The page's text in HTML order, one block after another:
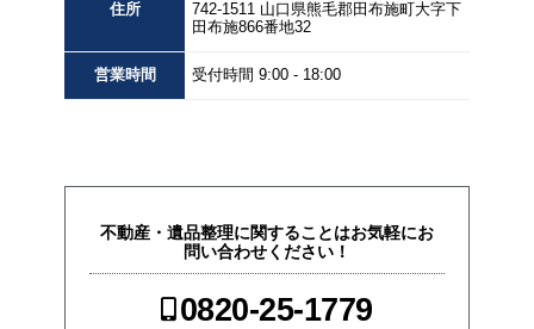
住所 742-1511 山口県熊毛郡田布施町大字下
田布施866番地32
営業時間 受付時間 9:00 - 18:00
不動産・遺品整理に関することはお気軽にお
問い合わせください！
0820-25-1779